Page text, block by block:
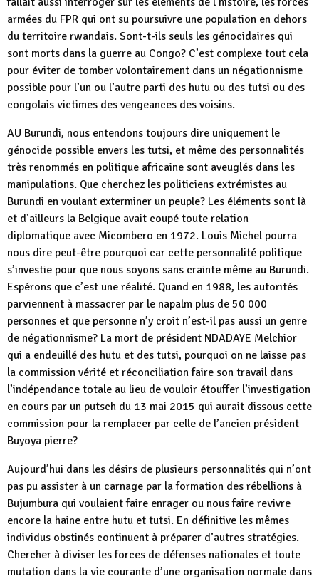
armées du FPR qui ont su poursuivre une population en dehors
du territoire rwandais. Sont-t-ils seuls les génocidaires qui
sont morts dans la guerre au Congo? C’est complexe tout cela
pour éviter de tomber volontairement dans un négationnisme
possible pour l’un ou l’autre parti des hutu ou des tutsi ou des
congolais victimes des vengeances des voisins.
AU Burundi, nous entendons toujours dire uniquement le
génocide possible envers les tutsi, et même des personnalités
très renommés en politique africaine sont aveuglés dans les
manipulations. Que cherchez les politiciens extrémistes au
Burundi en voulant exterminer un peuple? Les éléments sont là
et d’ailleurs la Belgique avait coupé toute relation
diplomatique avec Micombero en 1972. Louis Michel pourra
nous dire peut-être pourquoi car cette personnalité politique
s’investie pour que nous soyons sans crainte même au Burundi.
Espérons que c’est une réalité. Quand en 1988, les autorités
parviennent à massacrer par le napalm plus de 50 000
personnes et que personne n’y croit n’est-il pas aussi un genre
de négationnisme? La mort de président NDADAYE Melchior
qui a endeuillé des hutu et des tutsi, pourquoi on ne laisse pas
la commission vérité et réconciliation faire son travail dans
l’indépendance totale au lieu de vouloir étouffer l’investigation
en cours par un putsch du 13 mai 2015 qui aurait dissous cette
commission pour la remplacer par celle de l’ancien président
Buyoya pierre?
Aujourd’hui dans les désirs de plusieurs personnalités qui n’ont
pas pu assister à un carnage par la formation des rébellions à
Bujumbura qui voulaient faire enrager ou nous faire revivre
encore la haine entre hutu et tutsi. En définitive les mêmes
individus obstinés continuent à préparer d’autres stratégies.
Chercher à diviser les forces de défenses nationales et toute
mutation dans la vie courante d’une organisation normale dans